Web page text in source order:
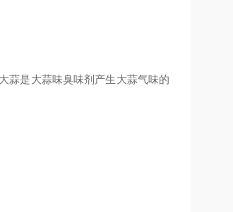
蒜是大蒜味臭味剂产生大蒜气味的